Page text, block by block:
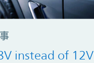
instead of